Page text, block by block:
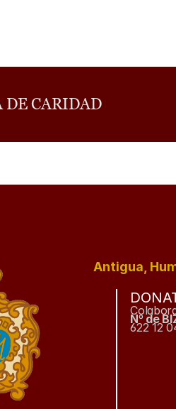
DE CARIDAD
Antigua,
Nº de
622 12